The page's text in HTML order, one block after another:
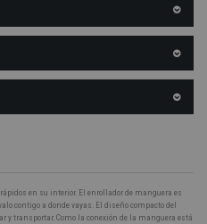
en su interior. El enrollador de manguera es
contigo a donde vayas. El diseño compacto del
y transportar. Como la conexión de la manguera está